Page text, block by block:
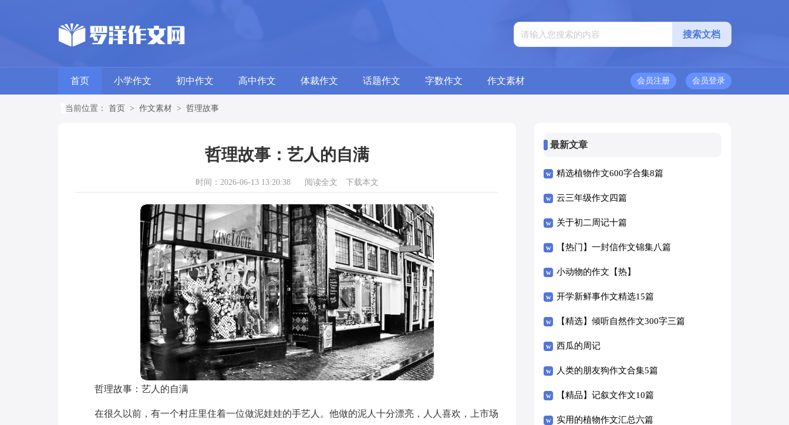
首页 小学作文 初中作文 高中作文 体裁作文 话题作文 字数作文 作文素材 会员登录
会员注册
当前位置： 首页 > 作文素材 > 哲理故事
哲理故事：艺人的自满
时间：2026-06-13 13:20:38 阅读全文 下载本文
哲理故事：艺人的自满
在很久以前，有一个村庄里住着一位做泥娃娃的手艺人。他做的泥人十分漂亮，人人喜欢，上市场
最新文章
精选植物作文600字合集8篇
云三年级作文四篇
关于初二周记十篇
【热门】一封信作文锦集八篇
小动物的作文【热】
开学新鲜事作文精选15篇
【精选】倾听自然作文300字三篇
西瓜的周记
人类的朋友狗作文合集5篇
【精品】记叙文作文10篇
实用的植物作文汇总六篇